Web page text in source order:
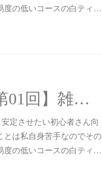
度の低いコースの白ティ…
【100切り講座 第01回】雑誌やYoutubeのレッスン記事は誰向けかを考えよう♪
定させたい初心者さん向
とは私自身苦手なのでその
度の低いコースの白ティ…